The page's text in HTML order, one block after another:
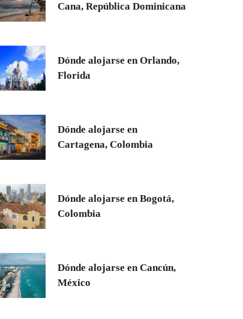
Cana, República Dominicana
Dónde alojarse en Orlando,
Florida
Dónde alojarse en
Cartagena, Colombia
Dónde alojarse en Bogotá,
Colombia
Dónde alojarse en Cancún,
México